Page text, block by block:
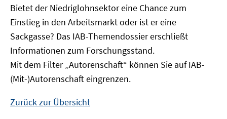
Bietet der Niedriglohnsektor eine Chance zum
Einstieg in den Arbeitsmarkt oder ist er eine
Sackgasse? Das IAB-Themendossier erschließt
Informationen zum Forschungsstand.
Mit dem Filter „Autorenschaft“ können Sie auf IAB-
(Mit-)Autorenschaft eingrenzen.
Zurück zur Übersicht